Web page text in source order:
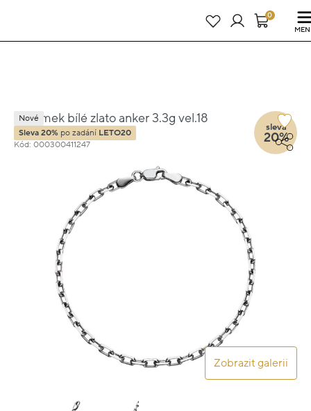
24 dní : 9h : 29m : 47s0
Náramek bílé zlato anker 3.3g vel.18
Kód: 000300411247
Zobrazit galerii
Nové
Sleva 20% po zadání LETO20
sleva
20%